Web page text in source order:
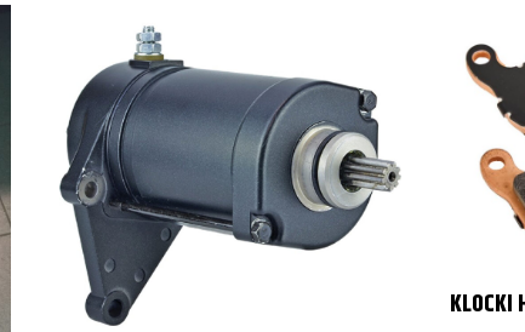
2006
2007
2008
KLOCKI